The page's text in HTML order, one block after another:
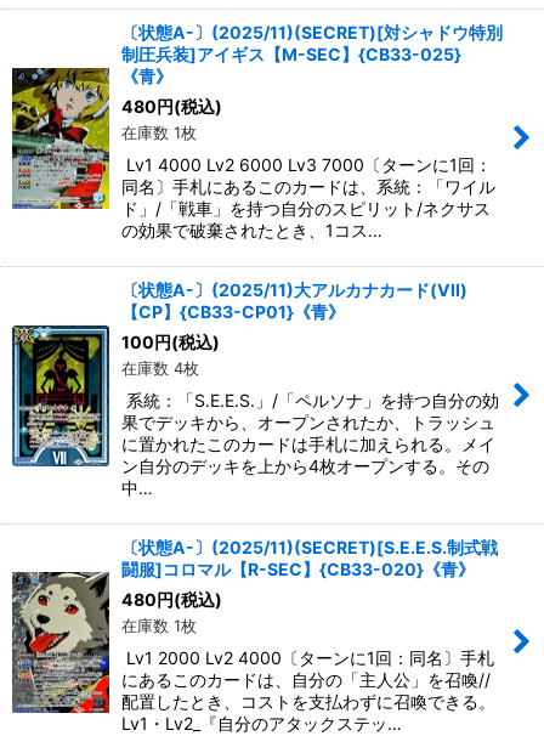
〔状態A-〕(2025/11)(SECRET)[対シャドウ特別
制圧兵装]アイギス【M-SEC】{CB33-025}
《青》
480 円(税込)
在庫数 1枚
Lv1 4000 Lv2 6000 Lv3 7000〔ターンに1回：
同名〕手札にあるこのカードは、系統：「ワイル
ド」/「戦車」を持つ自分のスピリット/ネクサス
の効果で破棄されたとき、1コス…
〔状態A-〕(2025/11)大アルカナカード(VII)
【CP】{CB33-CP01}《青》
100 円(税込)
在庫数 4枚
系統：「S.E.E.S.」/「ペルソナ」を持つ自分の効
果でデッキから、オープンされたか、トラッシュ
に置かれたこのカードは手札に加えられる。メイ
ン自分のデッキを上から4枚オープンする。その
中…
〔状態A-〕(2025/11)(SECRET)[S.E.E.S.制式戦
闘服]コロマル【R-SEC】{CB33-020}《青》
480 円(税込)
在庫数 1枚
Lv1 2000 Lv2 4000〔ターンに1回：同名〕手札
にあるこのカードは、自分の「主人公」を召喚//
配置したとき、コストを支払わずに召喚できる。
Lv1・Lv2_『自分のアタックステッ…